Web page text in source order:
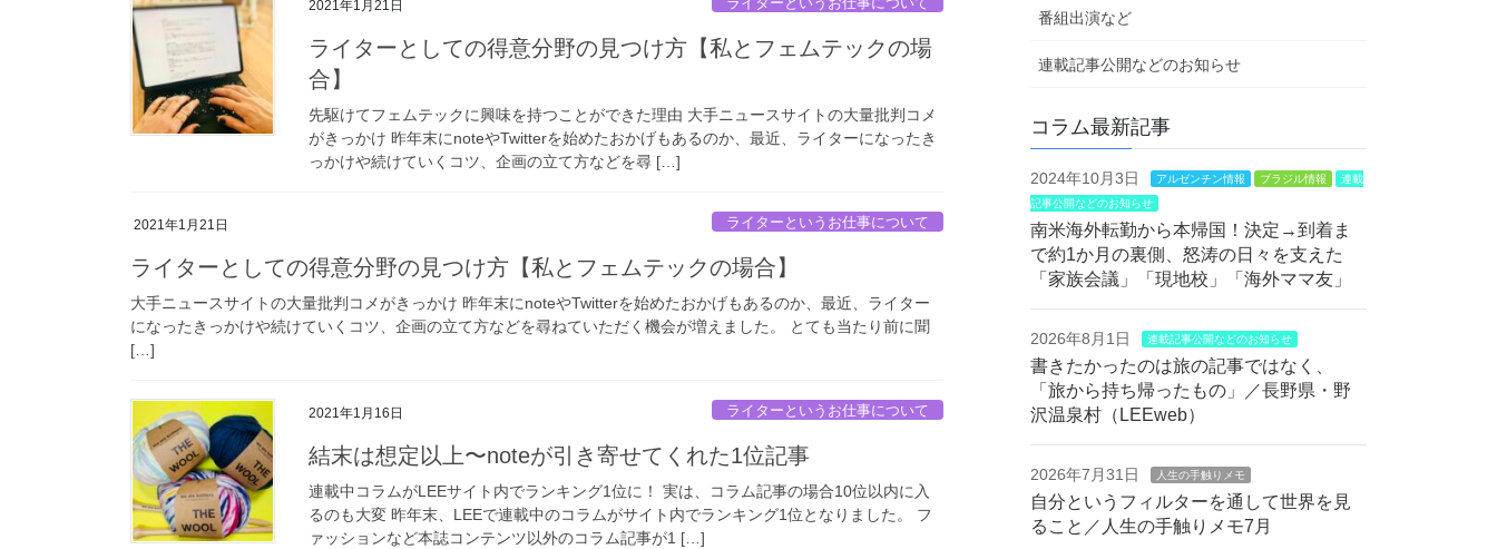
2021年1月21日
ライターとしての得意分野の見つけ方【私とフェムテックの場
合】
先駆けてフェムテックに興味を持つことができた理由 大手ニュースサイトの大量批判コメ
がきっかけ 昨年末にnoteやTwitterを始めたおかげもあるのか、最近、ライターになったき
っかけや続けていくコツ、企画の立て方などを尋 […]
2021年1月21日 ライターというお仕事について
ライターとしての得意分野の見つけ方【私とフェムテックの場合】
大手ニュースサイトの大量批判コメがきっかけ 昨年末にnoteやTwitterを始めたおかげもあるのか、最近、ライター
になったきっかけや続けていくコツ、企画の立て方などを尋ねていただく機会が増えました。 とても当たり前に聞
[…]
2021年1月16日 ライターというお仕事について
結末は想定以上〜noteが引き寄せてくれた1位記事
連載中コラムがLEEサイト内でランキング1位に！ 実は、コラム記事の場合10位以内に入
るのも大変 昨年末、LEEで連載中のコラムがサイト内でランキング1位となりました。 フ
ァッションなど本誌コンテンツ以外のコラム記事が1 […]
番組出演など
連載記事公開などのお知らせ
コラム最新記事
2024年10月3日 アルゼンチン情報 ブラジル情報
連載
記事公開などのお知らせ
南米海外転勤から本帰国！決定→到着ま
で約1か月の裏側、怒涛の日々を支えた
「家族会議」「現地校」「海外ママ友」
2026年8月1日 連載記事公開などのお知らせ
書きたかったのは旅の記事ではなく、
「旅から持ち帰ったもの」／長野県・野
沢温泉村（LEEweb）
2026年7月31日 人生の手触りメモ
自分というフィルターを通して世界を見
ること／人生の手触りメモ7月